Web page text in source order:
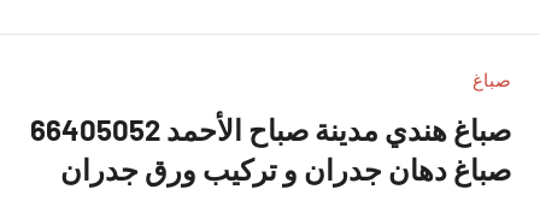
الكويت
للاعلانات
بالكويت
صباغ
صباغ هندي مدينة صباح الأحمد 66405052
صباغ دهان جدران و تركيب ورق جدران